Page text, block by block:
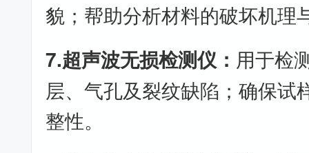
貌；帮助分析材料的破坏机理
7.超声波无损检测仪： 用于检
层、气孔及裂纹缺陷；确保试
整性。